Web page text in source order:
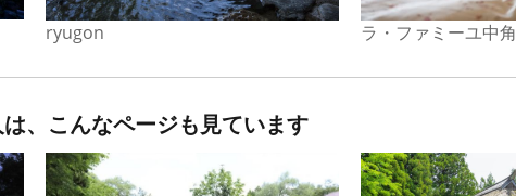
ryugon ラ・ファミーユ中角
、こんなページも見ています